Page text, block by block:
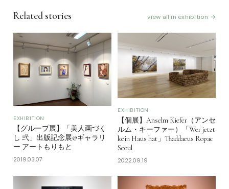
Related stories view all in exhibition →
EXHIBITION
【グループ展】「美人画づく
し 弐」出版記念展@ギャラリ
ー アートもりもと
2019.03.07
EXHIBITION
【個展】Anselm Kiefer（アンセ
ルム・キーファー）「Wer jetzt
kein Haus hat」Thaddaeus Ropac
Seoul
2022.09.19